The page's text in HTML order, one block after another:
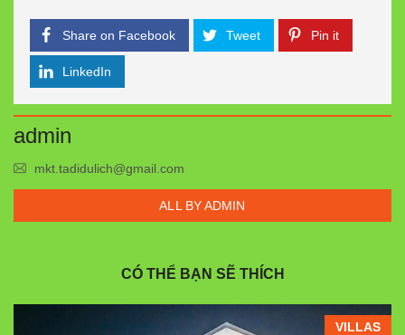
Share on Facebook Tweet Pin it
LinkedIn
admin
mkt.tadidulich@gmail.com
ALL BY ADMIN
CÓ THỂ BẠN SẼ THÍCH
VILLAS